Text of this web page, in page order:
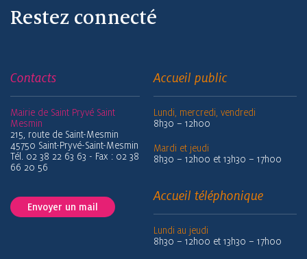
Restez connecté
Contacts
Mairie de Saint Pryvé Saint
Mesmin
215, route de Saint-Mesmin
45750 Saint-Pryvé-Saint-Mesmin
Tél. 02 38 22 63 63 - Fax : 02 38
66 20 56
Envoyer un mail
Accueil public
Lundi, mercredi, vendredi
8h30 – 12h00
Mardi et jeudi
8h30 – 12h00 et 13h30 – 17h00
Accueil téléphonique
Lundi au jeudi
8h30 – 12h00 et 13h30 – 17h00